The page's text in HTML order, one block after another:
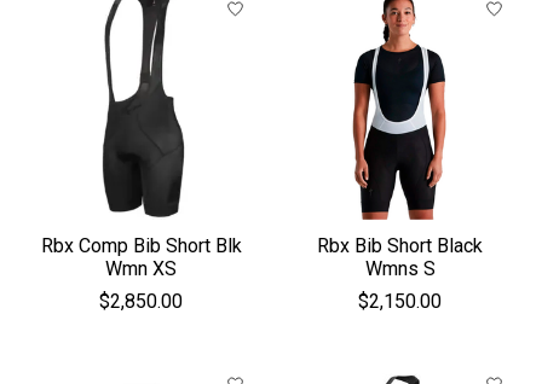
Rbx Comp Bib Short Blk
Wmn XS
$2,850.00
Rbx Bib Short Black
Wmns S
$2,150.00